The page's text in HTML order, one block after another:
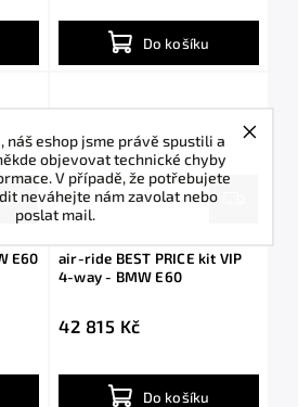
náš eshop jsme právě spustili a
objevovat technické chyby
V případě, že potřebujete
neváhejte nám zavolat nebo
poslat mail.
Do košíku
E60
air-ride BEST PRICE kit VIP
4-way - BMW E60
42 815 Kč
Do košíku